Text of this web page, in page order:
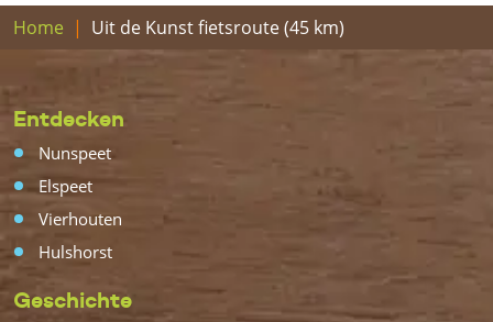
Home Uit de Kunst fietsroute (45 km)
Entdecken
Nunspeet
Elspeet
Vierhouten
Hulshorst
Geschichte